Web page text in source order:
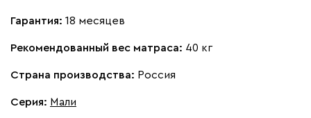
Гарантия: 18 месяцев
Рекомендованный вес матраса: 40 кг
Страна производства: Россия
Серия: Мали